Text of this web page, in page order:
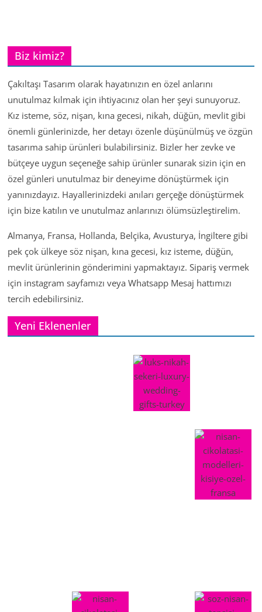
Biz kimiz?
Çakıltaşı Tasarım olarak hayatınızın en özel anlarını
unutulmaz kılmak için ihtiyacınız olan her şeyi sunuyoruz.
Kız isteme, söz, nişan, kına gecesi, nikah, düğün, mevlit gibi
önemli günlerinizde, her detayı özenle düşünülmüş ve özgün
tasarıma sahip ürünleri bulabilirsiniz. Bizler her zevke ve
bütçeye uygun seçeneğe sahip ürünler sunarak sizin için en
özel günleri unutulmaz bir deneyime dönüştürmek için
yanınızdayız. Hayallerinizdeki anıları gerçeğe dönüştürmek
için bize katılın ve unutulmaz anlarınızı ölümsüzleştirelim.
Almanya, Fransa, Hollanda, Belçika, Avusturya, İngiltere gibi
pek çok ülkeye söz nişan, kına gecesi, kız isteme, düğün,
mevlit ürünlerinin gönderimini yapmaktayız. Sipariş vermek
için instagram sayfamızı veya Whatsapp Mesaj hattımızı
tercih edebilirsiniz.
Yeni Eklenenler